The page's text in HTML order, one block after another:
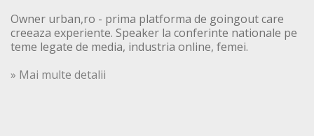
Owner urban,ro - prima platforma de goingout care
creeaza experiente. Speaker la conferinte nationale pe
teme legate de media, industria online, femei.
» Mai multe detalii